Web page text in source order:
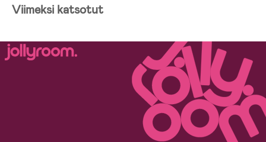
Viimeksi katsotut